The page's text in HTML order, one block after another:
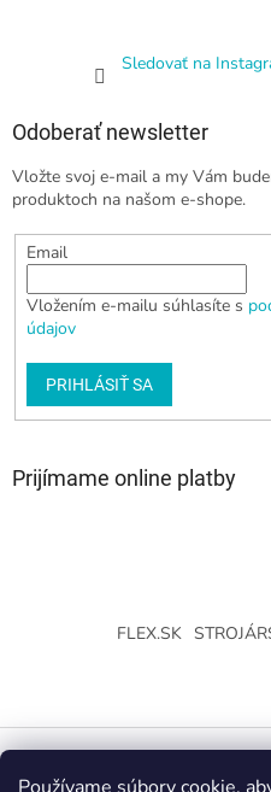
Sledovať na
Odoberať newsletter
Vložte svoj e-mail a my Vám
produktoch na našom e-shope.
Email
Vložením e-mailu súhlasíte s
údajov
PRIHLÁSIŤ SA
Prijímame online platby
FLEX.SK